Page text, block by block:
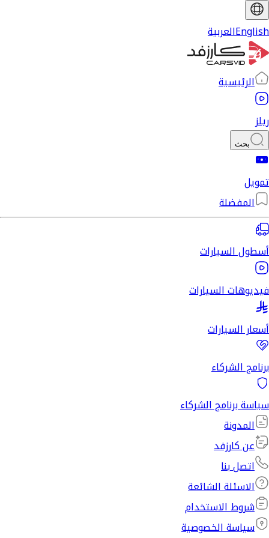
Englishالعربية
الرئيسية
ريلز
بحث
تمويل
المفضلة
أسطول السيارات
فيديوهات السيارات
أسعار السيارات
برنامج الشركاء
سياسة برنامج الشركاء
المدونة
عن كارزفد
اتصل بنا
الاسئلة الشائعة
شروط الاستخدام
سياسة الخصوصية